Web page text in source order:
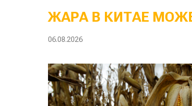
ЖАРА В КИТАЕ
06.08.2026